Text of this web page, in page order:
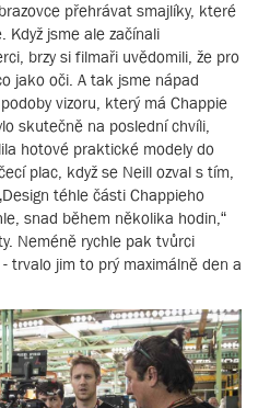
přehrávat smajlíky, které
Když jsme ale začínali
brzy si filmaři uvědomili, že pro
jako oči. A tak jsme nápad
vizoru, který má Chappie
skutečně na poslední chvíli,
hotové praktické modely do
plac, když se Neill ozval s tím,
téhle části Chappieho
snad během několika hodin,“
Neméně rychle pak tvůrci
trvalo jim to prý maximálně den a